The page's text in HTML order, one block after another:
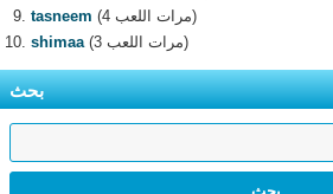
tasneem
(4 مرات اللعب)
shimaa
(3 مرات اللعب)
بحث